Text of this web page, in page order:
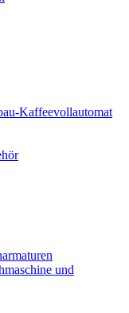
Kaffeevollautomat
und